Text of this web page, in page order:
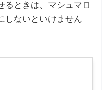
るときは、マシュマロ
しないといけません